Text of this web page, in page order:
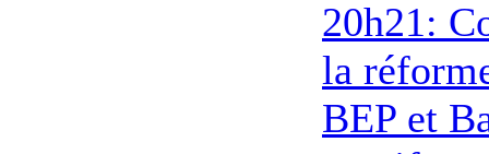
20h21:
la
BEP et